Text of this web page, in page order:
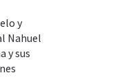
y
Nahuel
y sus